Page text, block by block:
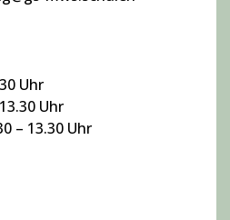
Uhr
Uhr
– 13.30 Uhr